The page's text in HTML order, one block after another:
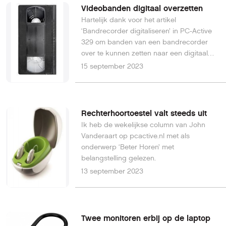
Videobanden digitaal overzetten
Hartelijk dank voor het artikel
‘Bandrecorder digitaliseren’ in PC-Active
329 om banden van een bandrecorder
over te kunnen zetten naar een digitaal
bestand.
15 september 2023
Rechterhoortoestel valt steeds uit
Ik heb de wekelijkse column van John
Vanderaart op pcactive.nl met als
onderwerp ‘Beter Horen’ met
belangstelling gelezen.
13 september 2023
Twee monitoren erbij op de laptop